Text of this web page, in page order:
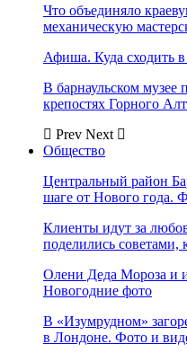
Что объединяло
механическую
Афиша. Куда сходить в
В барнаульском музее
крепостях Горного
Prev Next
Общество
Центральный район
шаге от Нового года.
Клиенты идут за
поделились советами,
Олени Деда Мороза и
Новогодние фото
В «Изумрудном»
в Лондоне. Фото и